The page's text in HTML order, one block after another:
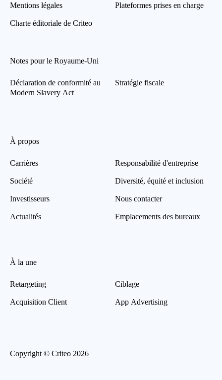
Mentions légales
Charte éditoriale de Criteo
Plateformes prises en charge
Notes pour le Royaume-Uni
Déclaration de conformité au
Modern Slavery Act
Stratégie fiscale
À propos
Carrières
Société
Investisseurs
Actualités
Responsabilité d'entreprise
Diversité, équité et inclusion
Nous contacter
Emplacements des bureaux
À la une
Retargeting
Acquisition Client
Ciblage
App Advertising
Copyright © Criteo 2026